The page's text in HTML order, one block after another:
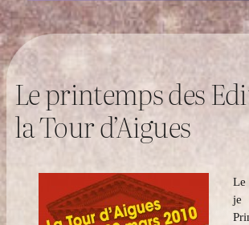
Le printemps des
la Tour d’Aigues
Le
je